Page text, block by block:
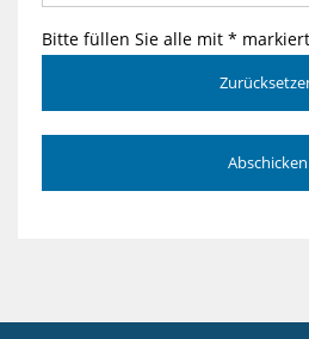
Bitte füllen Sie alle mit *
Abschicken